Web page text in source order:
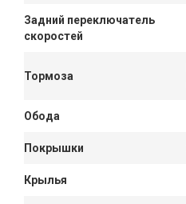
Задний переключатель
скоростей
Тормоза
Обода
Покрышки
Крылья